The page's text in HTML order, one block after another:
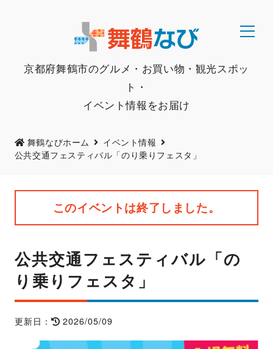
京都府舞鶴市のグルメ・お買い物・観光スポッ
ト・
イベント情報をお届け
舞鶴なびホーム
イベント情報
公共交通フェスティバル「のり乗りフェスタ」
このイベントは終了しました。
公共交通フェスティバル「の
り乗りフェスタ」
更新日： 2026/05/09